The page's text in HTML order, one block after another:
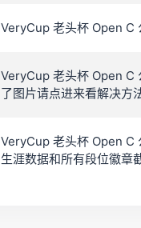
VeryCup 老头杯 Open C
VeryCup 老头杯 Open C
了图片请点进来看解决方法
VeryCup 老头杯 Open C
生涯数据和所有段位徽章